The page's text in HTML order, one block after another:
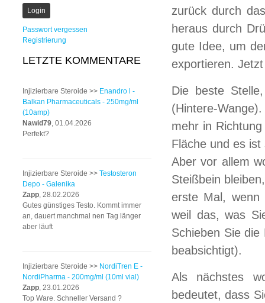
zurück durch
heraus durch
gute Idee, um
exportieren.
Die beste
(Hintere-
mehr in
Fläche und es
Aber vor allem
Steißbein
erste Mal, wenn
weil das, was
Schieben Sie
beabsichtigt).
Als nächstes
bedeutet, dass
Passwort vergessen
Registrierung
LETZTE KOMMENTARE
Injizierbare Steroide >> Enandro l -
Balkan Pharmaceuticals - 250mg/ml
(10amp)
Nawid79, 01.04.2026
Perfekt?
Injizierbare Steroide >> Testosteron
Depo - Galenika
Zapp, 28.02.2026
Gutes günstiges Testo. Kommt immer
an, dauert manchmal nen Tag länger
aber läuft
Injizierbare Steroide >> NordiTren E -
NordiPharma - 200mg/ml (10ml vial)
Zapp, 23.01.2026
Top Ware. Schneller Versand ?